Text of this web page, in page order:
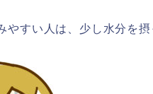
やすい人は、少し水分を